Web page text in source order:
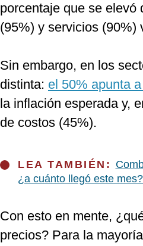
porcentaje que se elevó
(95%) y servicios (90%)
Sin embargo, en los
distinta: el 50% apunta
la inflación esperada y,
de costos (45%).
LEA TAMBIÉN:
¿a cuánto llegó este mes?
Con esto en mente,
precios? Para la